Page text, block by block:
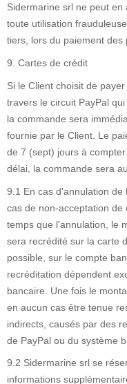
Sidermarine srl ne peut
toute utilisation
tiers, lors du paiement des
9. Cartes de crédit
Si le Client choisit de
travers le circuit PayPal
la commande sera
fournie par le Client. Le
de 7 (sept) jours à
délai, la commande sera
9.1 En cas d'annulation de
cas de non-acceptation de
temps que l'annulation, le
sera recrédité sur la carte
possible, sur le compte
recréditation dépendent
bancaire. Une fois le
en aucun cas être tenue
indirects, causés par des
de PayPal ou du système
9.2 Sidermarine srl se
informations